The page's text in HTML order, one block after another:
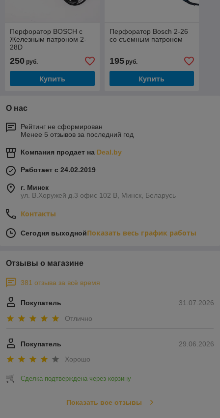
Перфоратор BOSCH с
Железным патроном 2-
28D
250 руб.
Купить
Перфоратор Bosch 2-26
со съемным патроном
195руб.
Купить
О нас
Рейтинг не сформирован
Менее 5 отзывов за последний год
Компания продает на Deal.by
Работает с 24.02.2019
г. Минск
ул. В.Хоружей д.3 офис 102 В, Минск, Беларусь
Контакты
Сегодня выходнойПоказать весь график работы
Отзывы о магазине
381 отзыва за всё время
31.07.2026
Покупатель
Отлично
29.06.2026
Покупатель
Хорошо
Сделка подтверждена через корзину
Показать все отзывы